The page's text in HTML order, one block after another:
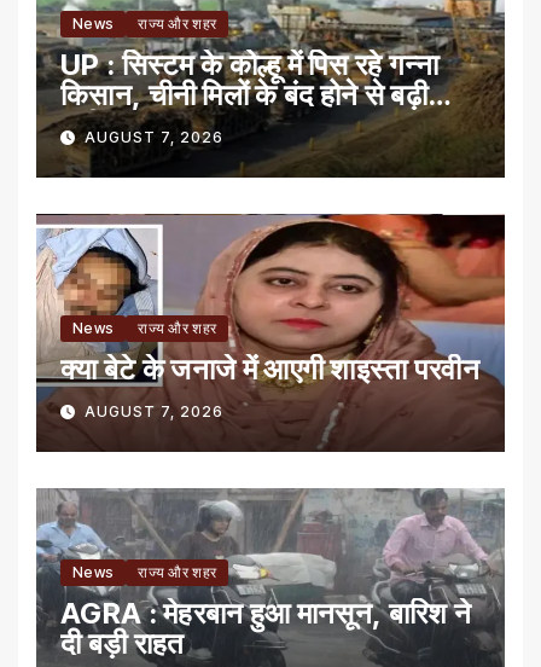
News राज्य और शहर
UP : सिस्टम के कोल्हू में पिस रहे गन्ना
किसान, चीनी मिलों के बंद होने से बढ़ी
मुसीबत
AUGUST 7, 2026
News राज्य और शहर
क्या बेटे के जनाजे में आएगी शाइस्ता परवीन
AUGUST 7, 2026
News राज्य और शहर
AGRA : मेहरबान हुआ मानसून, बारिश ने
दी बड़ी राहत